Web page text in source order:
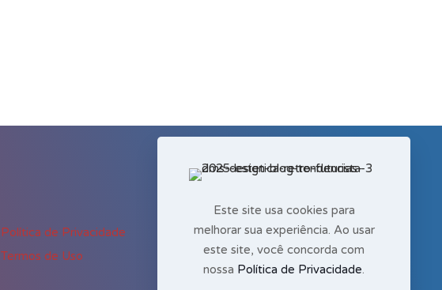
Política de Privacidade
Termos de Uso
© 2026 DMS Design.
Este site usa cookies para
melhorar sua experiência. Ao usar
este site, você concorda com
nossa Política de Privacidade.